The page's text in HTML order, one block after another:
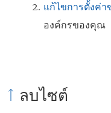
แก้ไขการตั้งค่า
องค์กรของคุณ
ลบไซต์